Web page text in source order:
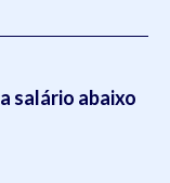
salário abaixo